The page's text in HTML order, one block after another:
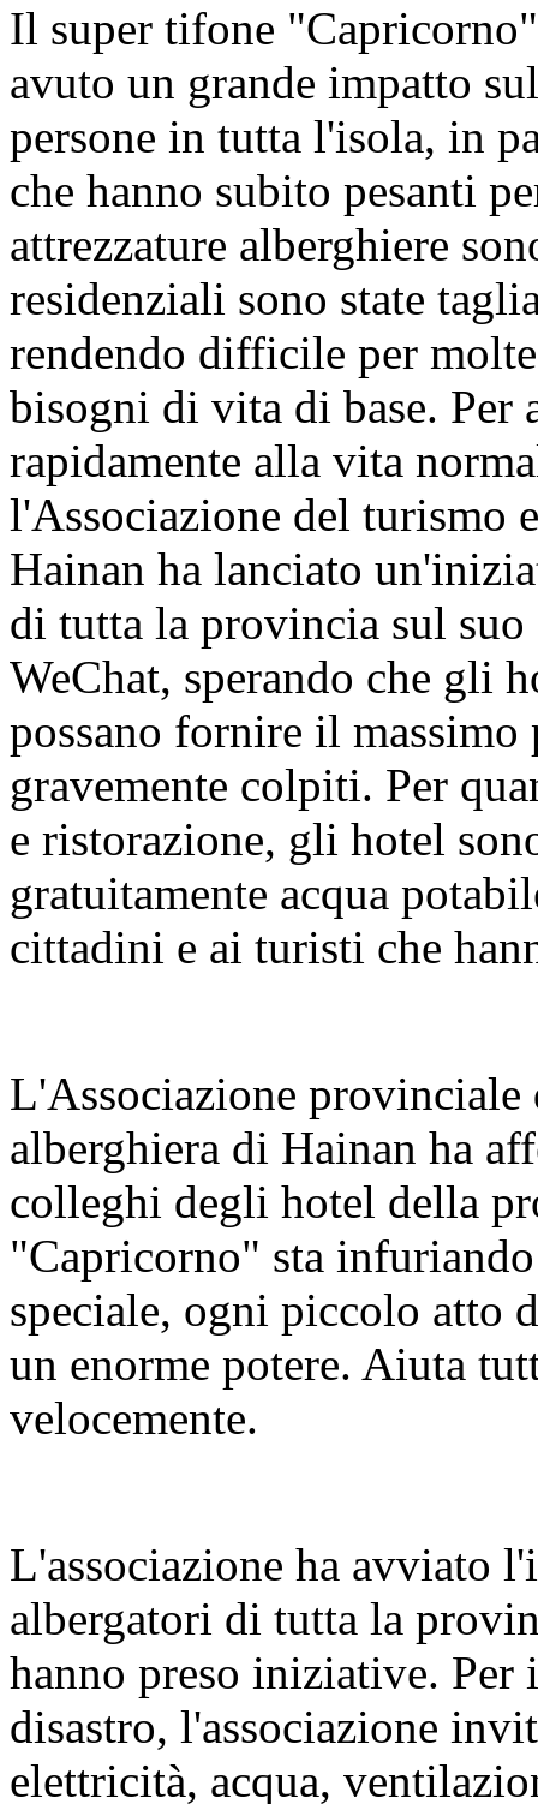
Il super tifone
avuto un grande impatto
persone in tutta l'isola, in
che hanno subito pesanti
attrezzature alberghiere
residenziali sono state
rendendo difficile per
bisogni di vita di base. Per
rapidamente alla vita
l'Associazione del turismo
Hainan ha lanciato
di tutta la provincia sul
WeChat, sperando che gli
possano fornire il
gravemente colpiti. Per
e ristorazione, gli hotel
gratuitamente acqua
cittadini e ai turisti che
L'Associazione
alberghiera di Hainan ha
colleghi degli hotel della
"Capricorno" sta
speciale, ogni piccolo atto
un enorme potere. Aiuta
velocemente.
L'associazione ha avviato
albergatori di tutta la
hanno preso iniziative.
disastro, l'associazione
elettricità, acqua,